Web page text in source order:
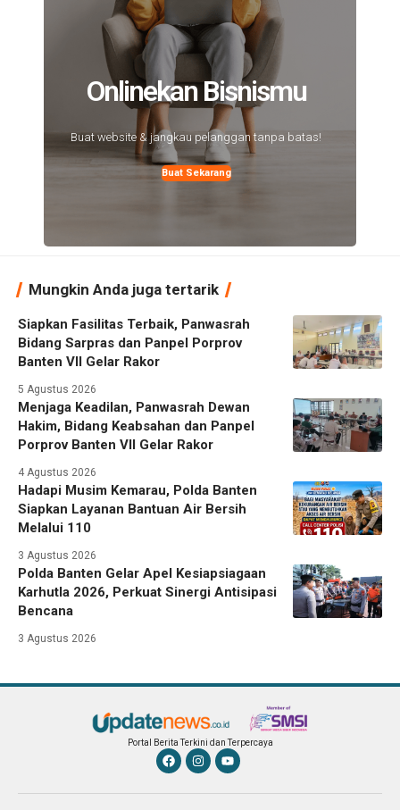
Onlinekan Bisnismu
Buat website & jangkau pelanggan tanpa batas!
Buat Sekarang
Mungkin Anda juga tertarik
Siapkan Fasilitas Terbaik, Panwasrah
Bidang Sarpras dan Panpel Porprov
Banten VII Gelar Rakor
5 Agustus 2026
Menjaga Keadilan, Panwasrah Dewan
Hakim, Bidang Keabsahan dan Panpel
Porprov Banten VII Gelar Rakor
4 Agustus 2026
Hadapi Musim Kemarau, Polda Banten
Siapkan Layanan Bantuan Air Bersih
Melalui 110
3 Agustus 2026
Polda Banten Gelar Apel Kesiapsiagaan
Karhutla 2026, Perkuat Sinergi Antisipasi
Bencana
3 Agustus 2026
Portal Berita Terkini dan Terpercaya